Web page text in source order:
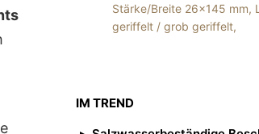
Stärke/Breite 26×145 mm,
geriffelt / grob geriffelt,
IM TREND